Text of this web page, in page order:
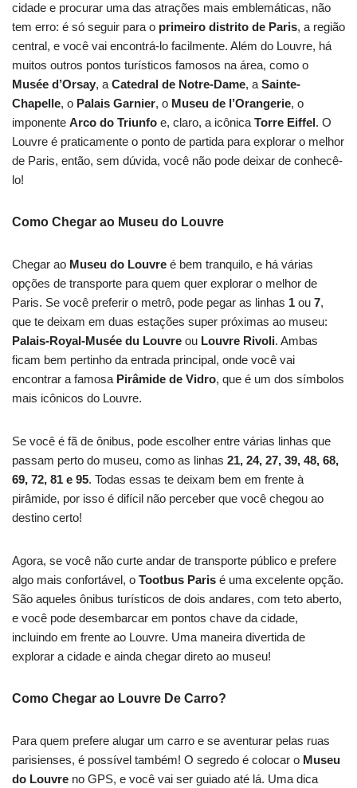
cidade e procurar uma das atrações mais emblemáticas, não
tem erro: é só seguir para o primeiro distrito de Paris, a região
central, e você vai encontrá-lo facilmente. Além do Louvre, há
muitos outros pontos turísticos famosos na área, como o
Musée d’Orsay, a Catedral de Notre-Dame, a Sainte-
Chapelle, o Palais Garnier, o Museu de l’Orangerie, o
imponente Arco do Triunfo e, claro, a icônica Torre Eiffel. O
Louvre é praticamente o ponto de partida para explorar o melhor
de Paris, então, sem dúvida, você não pode deixar de conhecê-
lo!
Como Chegar ao Museu do Louvre
Chegar ao Museu do Louvre é bem tranquilo, e há várias
opções de transporte para quem quer explorar o melhor de
Paris. Se você preferir o metrô, pode pegar as linhas 1 ou 7,
que te deixam em duas estações super próximas ao museu:
Palais-Royal-Musée du Louvre ou Louvre Rivoli. Ambas
ficam bem pertinho da entrada principal, onde você vai
encontrar a famosa Pirâmide de Vidro, que é um dos símbolos
mais icônicos do Louvre.
Se você é fã de ônibus, pode escolher entre várias linhas que
passam perto do museu, como as linhas 21, 24, 27, 39, 48, 68,
69, 72, 81 e 95. Todas essas te deixam bem em frente à
pirâmide, por isso é difícil não perceber que você chegou ao
destino certo!
Agora, se você não curte andar de transporte público e prefere
algo mais confortável, o Tootbus Paris é uma excelente opção.
São aqueles ônibus turísticos de dois andares, com teto aberto,
e você pode desembarcar em pontos chave da cidade,
incluindo em frente ao Louvre. Uma maneira divertida de
explorar a cidade e ainda chegar direto ao museu!
Como Chegar ao Louvre De Carro?
Para quem prefere alugar um carro e se aventurar pelas ruas
parisienses, é possível também! O segredo é colocar o Museu
do Louvre no GPS, e você vai ser guiado até lá. Uma dica